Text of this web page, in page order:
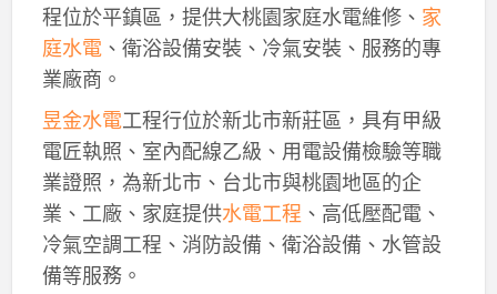
程位於平鎮區，提供大桃園家庭水電維修、 家
庭水電、衛浴設備安裝、冷氣安裝、服務的專
業廠商。
昱金水電工程行位於新北市新莊區，具有甲級
電匠執照、室內配線乙級、用電設備檢驗等職
業證照，為新北市、台北市與桃園地區的企
業、工廠、家庭提供水電工程 、高低壓配電、
冷氣空調工程、消防設備、衛浴設備、水管設
備等服務。